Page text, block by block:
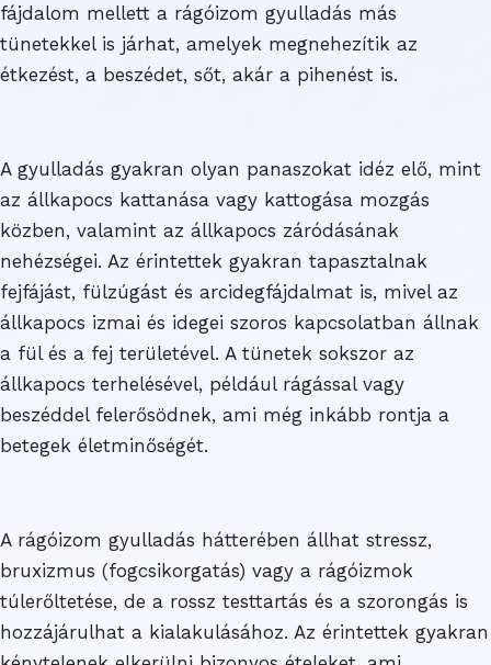
fájdalom mellett a rágóizom gyulladás más
tünetekkel is járhat, amelyek megnehezítik az
étkezést, a beszédet, sőt, akár a pihenést is.
A gyulladás gyakran olyan panaszokat idéz elő, mint
az állkapocs kattanása vagy kattogása mozgás
közben, valamint az állkapocs záródásának
nehézségei. Az érintettek gyakran tapasztalnak
fejfájást, fülzúgást és arcidegfájdalmat is, mivel az
állkapocs izmai és idegei szoros kapcsolatban állnak
a fül és a fej területével. A tünetek sokszor az
állkapocs terhelésével, például rágással vagy
beszéddel felerősödnek, ami még inkább rontja a
betegek életminőségét.
A rágóizom gyulladás hátterében állhat stressz,
bruxizmus (fogcsikorgatás) vagy a rágóizmok
túlerőltetése, de a rossz testtartás és a szorongás is
hozzájárulhat a kialakulásához. Az érintettek gyakran